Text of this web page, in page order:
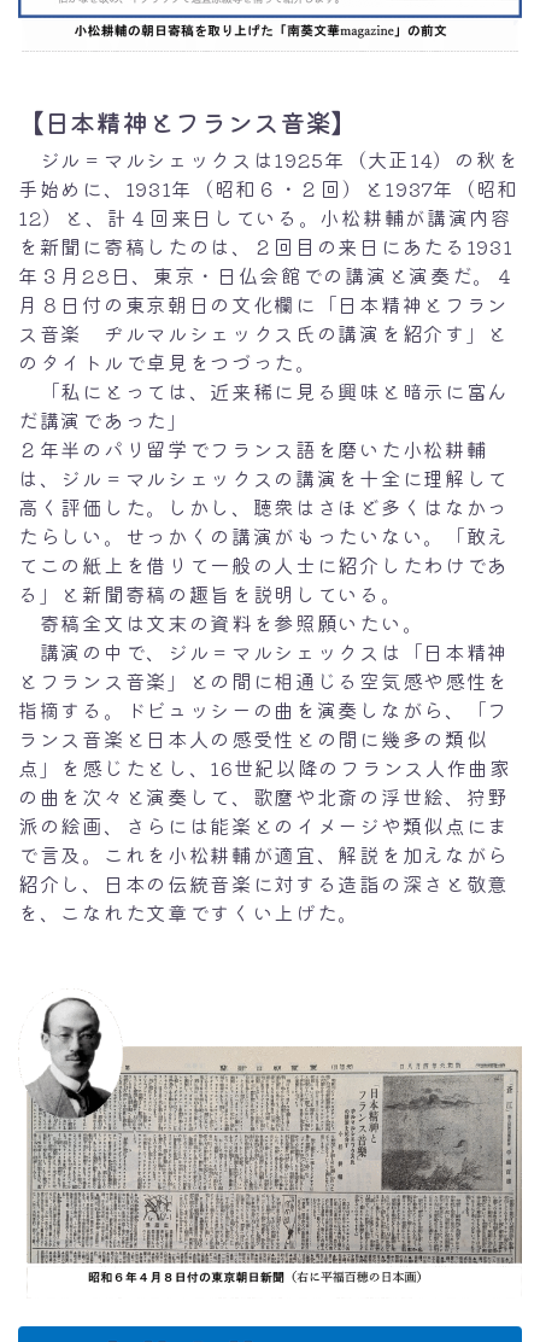
当WEBサイトについて
【日本精神とフランス音楽】
ジル＝マルシェックスは1925年（大正14）の秋を
手始めに、1931年（昭和６・２回）と1937年（昭和
12）と、計４回来日している。小松耕輔が講演内容
を新聞に寄稿したのは、２回目の来日にあたる1931
年３月28日、東京・日仏会館での講演と演奏だ。４
月８日付の東京朝日の文化欄に「日本精神とフラン
ス音楽 ヂルマルシェックス氏の講演を紹介す」と
のタイトルで卓見をつづった。
「私にとっては、近来稀に見る興味と暗示に富ん
だ講演であった」
２年半のパリ留学でフランス語を磨いた小松耕輔
は、ジル＝マルシェックスの講演を十全に理解して
高く評価した。しかし、聴衆はさほど多くはなかっ
たらしい。せっかくの講演がもったいない。「敢え
てこの紙上を借りて一般の人士に紹介したわけであ
る」と新聞寄稿の趣旨を説明している。
寄稿全文は文末の資料を参照願いたい。
講演の中で、ジル＝マルシェックスは「日本精神
とフランス音楽」との間に相通じる空気感や感性を
指摘する。ドビュッシーの曲を演奏しながら、「フ
ランス音楽と日本人の感受性との間に幾多の類似
点」を感じたとし、16世紀以降のフランス人作曲家
の曲を次々と演奏して、歌麿や北斎の浮世絵、狩野
派の絵画、さらには能楽とのイメージや類似点にま
で言及。これを小松耕輔が適宜、解説を加えながら
紹介し、日本の伝統音楽に対する造詣の深さと敬意
を、こなれた文章ですくい上げた。